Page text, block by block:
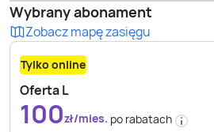
Wybrany abonament
Zobacz mapę zasięgu
Tylko online
Oferta L
100zł/mies. po rabatach